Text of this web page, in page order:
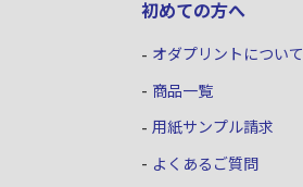
初めての方へ
オダプリントについて
商品一覧
用紙サンプル請求
よくあるご質問